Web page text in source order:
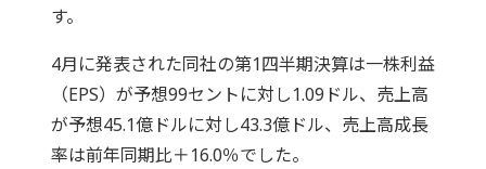
す。
4月に発表された同社の第1四半期決算は一株利益
（EPS）が予想99セントに対し1.09ドル、売上高
が予想45.1億ドルに対し43.3億ドル、売上高成長
率は前年同期比＋16.0％でした。